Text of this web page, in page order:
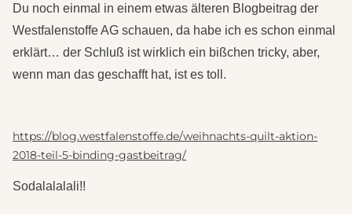
Du noch einmal in einem etwas älteren Blogbeitrag der
Westfalenstoffe AG schauen, da habe ich es schon einmal
erklärt… der Schluß ist wirklich ein bißchen tricky, aber,
wenn man das geschafft hat, ist es toll.
https://blog.westfalenstoffe.de/weihnachts-quilt-aktion-
2018-teil-5-binding-gastbeitrag/
Sodalalalali!!